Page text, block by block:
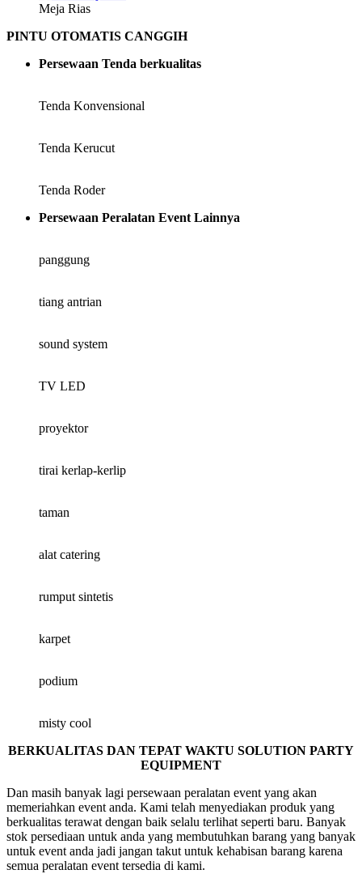
Meja Rias
PINTU OTOMATIS CANGGIH
Persewaan Tenda berkualitas
Tenda Konvensional
Tenda Kerucut
Tenda Roder
Persewaan Peralatan Event Lainnya
panggung
tiang antrian
sound system
TV LED
proyektor
tirai kerlap-kerlip
taman
alat catering
rumput sintetis
karpet
podium
misty cool
BERKUALITAS DAN TEPAT WAKTU SOLUTION PARTY
EQUIPMENT
Dan masih banyak lagi persewaan peralatan event yang akan
memeriahkan event anda. Kami telah menyediakan produk yang
berkualitas terawat dengan baik selalu terlihat seperti baru. Banyak
stok persediaan untuk anda yang membutuhkan barang yang banyak
untuk event anda jadi jangan takut untuk kehabisan barang karena
semua peralatan event tersedia di kami.